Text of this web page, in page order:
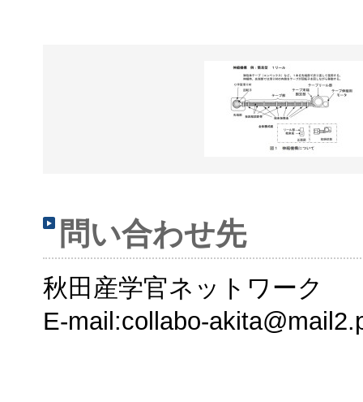
問い合わせ先
秋田産学官ネットワーク
E-mail:collabo-